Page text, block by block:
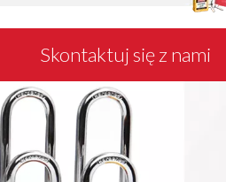
Skontaktuj się z nami